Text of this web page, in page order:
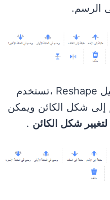
الرسم.
عادة تشكيل Reshape ،تستخدم
إلى شكل الكائن ويمكن
لتغيير شكل الكائن .